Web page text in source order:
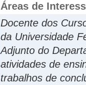
Áreas de
Docente dos
da Universidade
Adjunto do
atividades de
trabalhos de